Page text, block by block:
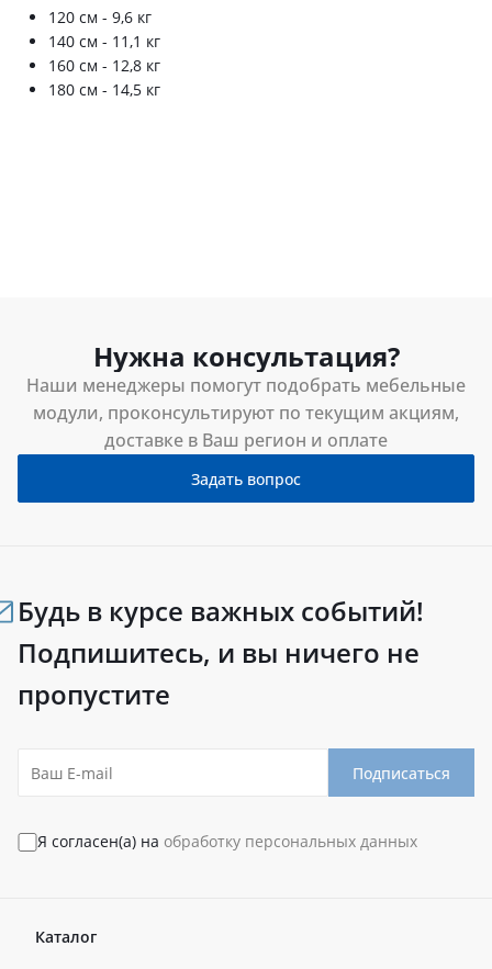
120 см - 9,6 кг
140 см - 11,1 кг
160 см - 12,8 кг
180 см - 14,5 кг
Нужна консультация?
Наши менеджеры помогут подобрать мебельные
модули, проконсультируют по текущим акциям,
доставке в Ваш регион и оплате
Задать вопрос
Будь в курсе важных событий!
Подпишитесь, и вы ничего не
пропустите
Подписаться
Я согласен(а) на обработку персональных данных
Каталог